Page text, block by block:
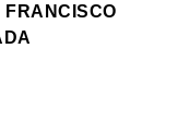
FRANCISCO